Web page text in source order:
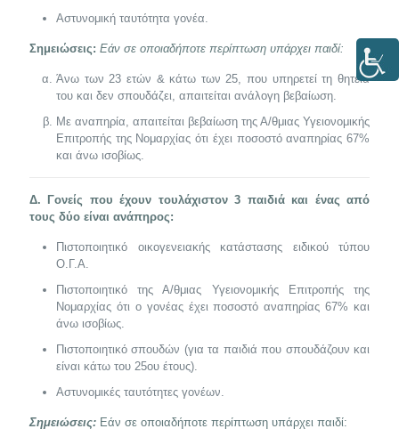
Αστυνομική ταυτότητα γονέα.
Σημειώσεις: Εάν σε οποιαδήποτε περίπτωση υπάρχει παιδί:
Άνω των 23 ετών & κάτω των 25, που υπηρετεί τη θητεία
του και δεν σπουδάζει, απαιτείται ανάλογη βεβαίωση.
Με αναπηρία, απαιτείται βεβαίωση της Α/θμιας Υγειονομικής
Επιτροπής της Νομαρχίας ότι έχει ποσοστό αναπηρίας 67%
και άνω ισοβίως.
Δ. Γονείς που έχουν τουλάχιστον 3 παιδιά και ένας από
τους δύο είναι ανάπηρος:
Πιστοποιητικό οικογενειακής κατάστασης ειδικού τύπου
Ο.Γ.Α.
Πιστοποιητικό της Α/θμιας Υγειονομικής Επιτροπής της
Νομαρχίας ότι ο γονέας έχει ποσοστό αναπηρίας 67% και
άνω ισοβίως.
Πιστοποιητικό σπουδών (για τα παιδιά που σπουδάζουν και
είναι κάτω του 25ου έτους).
Αστυνομικές ταυτότητες γονέων.
Σημειώσεις: Εάν σε οποιαδήποτε περίπτωση υπάρχει παιδί: